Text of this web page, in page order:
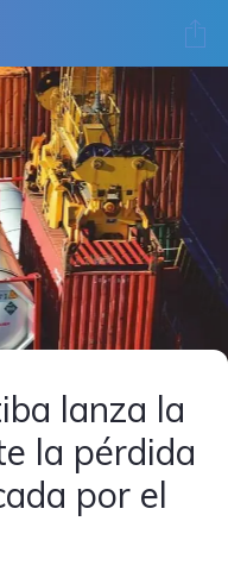
lanza la
la pérdida
por el